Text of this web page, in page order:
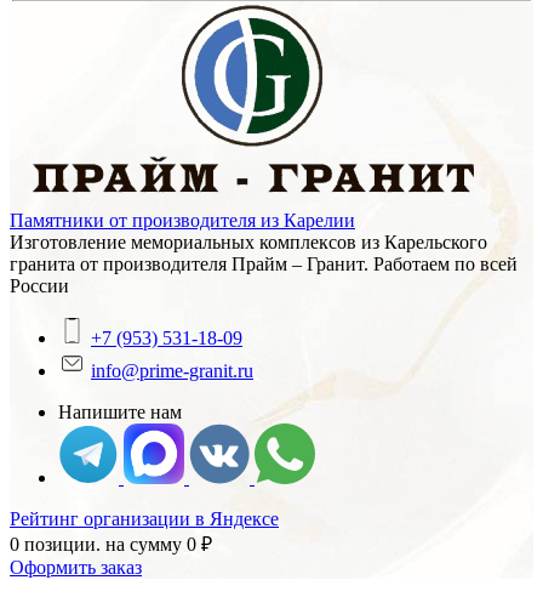
Памятники от производителя из Карелии
Изготовление мемориальных комплексов из Карельского
гранита от производителя Прайм – Гранит. Работаем по всей
России
+7 (953) 531-18-09
info@prime-granit.ru
Напишите нам
Рейтинг организации в Яндексе
0 позиции. на сумму 0 ₽
Оформить заказ